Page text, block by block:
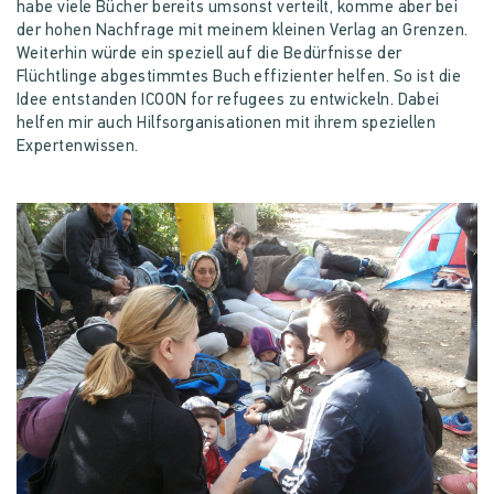
habe viele Bücher bereits umsonst verteilt, komme aber bei
der hohen Nachfrage mit meinem kleinen Verlag an Grenzen.
Weiterhin würde ein speziell auf die Bedürfnisse der
Flüchtlinge abgestimmtes Buch effizienter helfen. So ist die
Idee entstanden ICOON for refugees zu entwickeln. Dabei
helfen mir auch Hilfsorganisationen mit ihrem speziellen
Expertenwissen.